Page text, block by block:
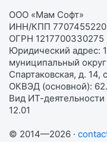
ООО «Мам Софт»
ИНН/КПП 7707455220
ОГРН 1217700330275
Юридический адрес:
муниципальный
Спартаковская, д.
ОКВЭД (основной):
Вид ИТ-
12.01
© 2014—2026 ·